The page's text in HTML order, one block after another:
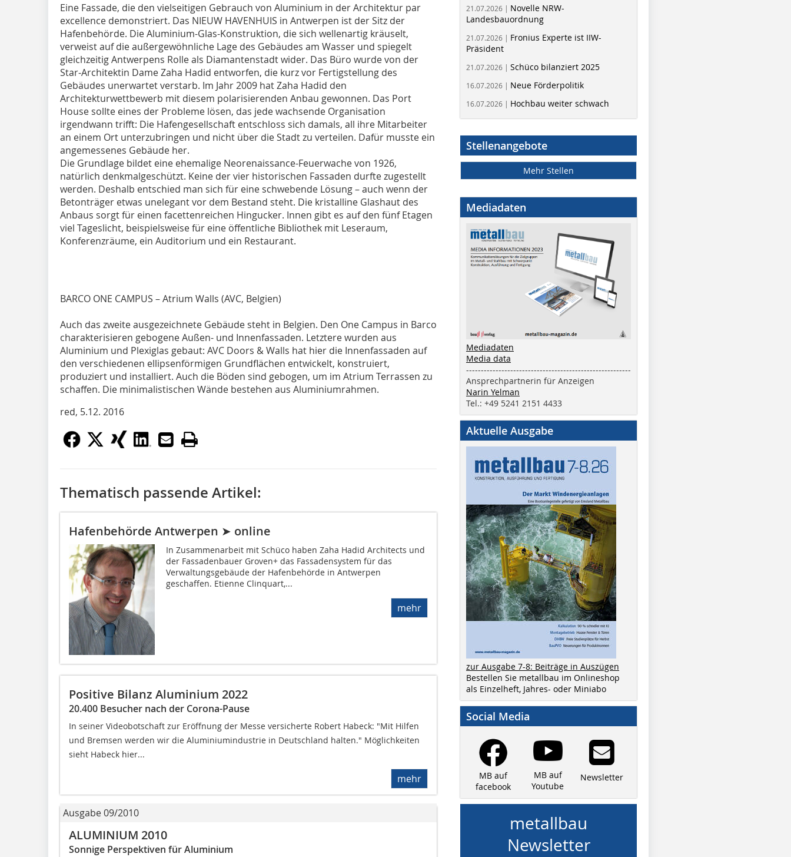
Eine Fassade, die den vielseitigen Gebrauch von Aluminium in der Architektur par
excellence demonstriert. Das NIEUW HAVENHUIS in Antwerpen ist der Sitz der
Hafenbehörde. Die Aluminium-Glas-Konstruktion, die sich wellenartig kräuselt,
verweist auf die außergewöhnliche Lage des Gebäudes am Wasser und spiegelt
gleichzeitig Antwerpens Rolle als Diamantenstadt wider. Das Büro wurde von der
Star-Architektin Dame Zaha Hadid entworfen, die kurz vor Fertigstellung des
Gebäudes unerwartet verstarb. Im Jahr 2009 hat Zaha Hadid den
Architekturwettbewerb mit diesem polarisierenden Anbau gewonnen. Das Port
House sollte eines der Probleme lösen, das jede wachsende Organisation
irgendwann trifft: Die Hafengesellschaft entschloss sich damals, all ihre Mitarbeiter
an einem Ort unterzubringen und nicht über die Stadt zu verteilen. Dafür musste ein
angemessenes Gebäude her.
Die Grundlage bildet eine ehemalige Neorenaissance-Feuerwache von 1926,
natürlich denkmalgeschützt. Keine der vier historischen Fassaden durfte zugestellt
werden. Deshalb entschied man sich für eine schwebende Lösung – auch wenn der
Betonträger etwas unelegant vor dem Bestand steht. Die kristalline Glashaut des
Anbaus sorgt für einen facettenreichen Hingucker. Innen gibt es auf den fünf Etagen
viel Tageslicht, beispielsweise für eine öffentliche Bibliothek mit Leseraum,
Konferenzräume, ein Auditorium und ein Restaurant.
BARCO ONE CAMPUS – Atrium Walls (AVC, Belgien)
Auch das zweite ausgezeichnete Gebäude steht in Belgien. Den One Campus in Barco
charakterisieren gebogene Außen- und Innenfassaden. Letztere wurden aus
Aluminium und Plexiglas gebaut: AVC Doors & Walls hat hier die Innenfassaden auf
den verschiedenen ellipsenförmigen Grundflächen entwickelt, konstruiert,
produziert und installiert. Auch die Böden sind gebogen, um im Atrium Terrassen zu
schaffen. Die minimalistischen Wände bestehen aus Aluminiumrahmen.
red, 5.12. 2016
Thematisch passende Artikel:
Hafenbehörde Antwerpen ➤ online
In Zusammenarbeit mit Schüco haben Zaha Hadid Architects und
der Fassadenbauer Groven+ das Fassadensystem für das
Verwaltungsgebäude der Hafenbehörde in Antwerpen
geschaffen. Etienne Clinquart,...
mehr
Positive Bilanz Aluminium 2022
20.400 Besucher nach der Corona-Pause
In seiner Videobotschaft zur Eröffnung der Messe versicherte Robert Habeck: "Mit Hilfen
und Bremsen werden wir die Aluminiumindustrie in Deutschland halten." Möglichkeiten
sieht Habeck hier...
mehr
Ausgabe 09/2010
ALUMINIUM 2010
Sonnige Perspektiven für Aluminium
21.07.2026 | Novelle NRW-
Landesbauordnung
21.07.2026 | Fronius Experte ist IIW-
Präsident
21.07.2026 | Schüco bilanziert 2025
16.07.2026 | Neue Förderpolitik
16.07.2026 | Hochbau weiter schwach
Stellenangebote
Mehr Stellen
Mediadaten
Mediadaten
Media data
--------------------------------------------------------
Ansprechpartnerin für Anzeigen
Narin Yelman
Tel.: +49 5241 2151 4433
Aktuelle Ausgabe
zur Ausgabe 7-8: Beiträge in Auszügen
Bestellen Sie metallbau im Onlineshop
als Einzelheft, Jahres- oder Miniabo
Social Media
MB auf
facebook
MB auf
Youtube
Newsletter
metallbau
Newsletter